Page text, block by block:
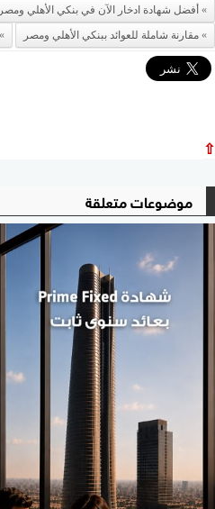
أفضل شهادة ادخار الآن في بنكي الأهلي ومصر
مقارنة شاملة للعوائد ببنكي الأهلي ومصر
⇧
موضوعات متعلقة